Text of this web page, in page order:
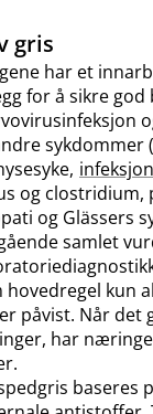
gris
har et
for å sikre
sykdommer
infeksjon
og clostridium,
og Glässers
samlet
kun
påvist. Når det
har
baseres